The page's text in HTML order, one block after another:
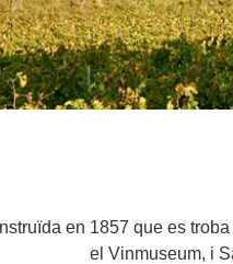
en 1857 que es
el Vinmuseum, i